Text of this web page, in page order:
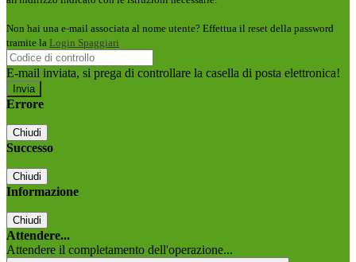
Non hai una e-mail associata al nome utente? Effettua il reset della password
tramite la Login Spaggiari
E-mail inviata, si prega di controllare la casella di posta elettronica!
Errore
Chiudi
Successo
Chiudi
Informazione
Chiudi
Attendere...
Attendere il completamento dell'operazione...